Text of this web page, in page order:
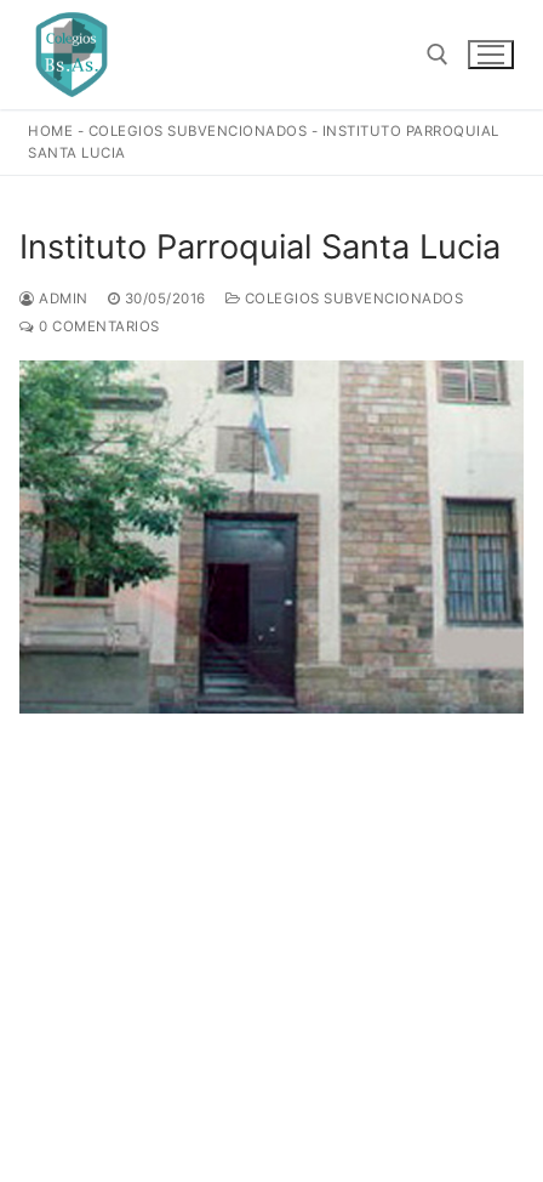
contenido
HOME - COLEGIOS SUBVENCIONADOS - INSTITUTO PARROQUIAL
SANTA LUCIA
Instituto Parroquial Santa Lucia
ADMIN 30/05/2016
COLEGIOS SUBVENCIONADOS
0 COMENTARIOS